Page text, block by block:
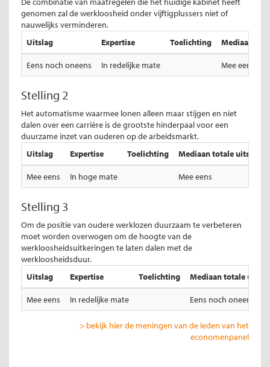
genomen zal de werkloosheid onder vijftigplussers niet of
nauwelijks verminderen.
Uitslag
Expertise Toelichting Mediaan
Eens noch oneens In redelijke mate Mee eens
Stelling 2
Het automatisme waarmee lonen alleen maar stijgen en niet
dalen over een carrière is de grootste hinderpaal voor een
duurzame inzet van ouderen op de arbeidsmarkt.
Uitslag
Expertise Toelichting Mediaan totale uitslag
Mee eens In hoge mate Mee eens
Stelling 3
Om de positie van oudere werklozen duurzaam te verbeteren
moet worden overwogen om de hoogte van de
werkloosheidsuitkeringen te laten dalen met de
werkloosheidsduur.
Uitslag
Expertise Toelichting Mediaan totale
Mee eens In redelijke mate Eens noch oneens
> bekijk hier de meningen van de leden van het
economenpanel